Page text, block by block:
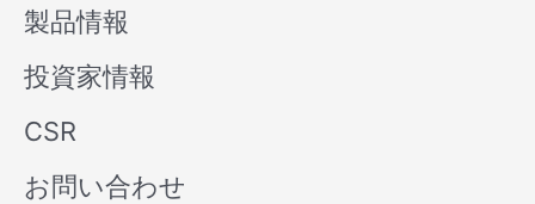
製品情報
投資家情報
CSR
お問い合わせ